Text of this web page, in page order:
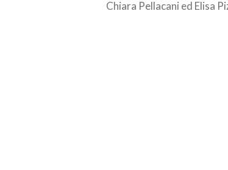
Chiara Pellacani ed Elisa